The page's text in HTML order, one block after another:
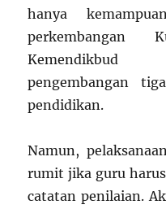
hanya
perkembangan
Kemendikbud
pengembangan
pendidikan.
Namun,
rumit jika guru
catatan penilaian.